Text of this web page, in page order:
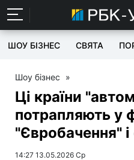
ШОУ БІЗНЕС СВЯТА
Шоу бізнес »
Ці країни
потрапляють у
"Євробачення"
14:27 13.05.2026 Ср